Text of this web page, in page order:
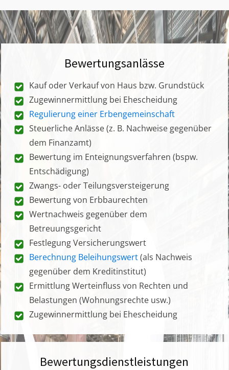
Bewertungsanlässe
Kauf oder Verkauf von Haus bzw. Grundstück
Zugewinnermittlung bei Ehescheidung
Regulierung einer Erbengemeinschaft
Steuerliche Anlässe (z. B. Nachweise gegenüber
dem Finanzamt)
Bewertung im Enteignungsverfahren (bspw.
Entschädigung)
Zwangs- oder Teilungsversteigerung
Bewertung von Erbbaurechten
Wertnachweis gegenüber dem
Betreuungsgericht
Festlegung Versicherungswert
Berechnung Beleihungswert(als Nachweis
gegenüber dem Kreditinstitut)
Ermittlung Werteinfluss von Rechten und
Belastungen (Wohnungsrechte usw.)
Zugewinnermittlung bei Ehescheidung
Bewertungsdienstleistungen